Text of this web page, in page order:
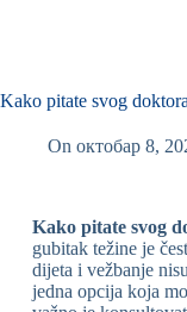
Kako pitate svog
On октобар 8,
Kako pitate svog
gubitak težine je
dijeta i vežbanje
jedna opcija koja